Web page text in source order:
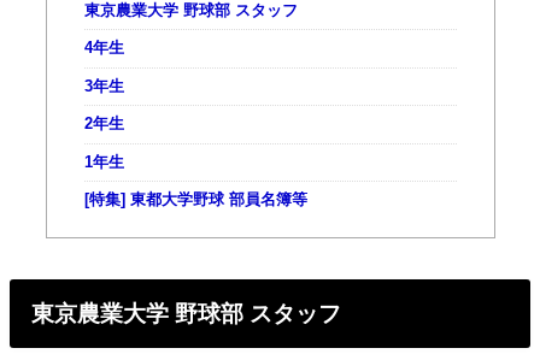
東京農業大学 野球部 スタッフ
4年生
3年生
2年生
1年生
[特集] 東都大学野球 部員名簿等
東京農業大学 野球部 スタッフ